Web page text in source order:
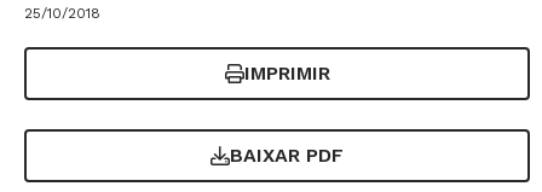
25/10/2018
IMPRIMIR
BAIXAR PDF